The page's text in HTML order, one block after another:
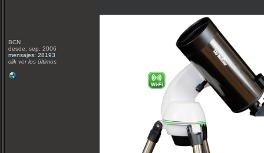
BCN
desde: sep, 2006
mensajes: 28193
clik ver los últimos